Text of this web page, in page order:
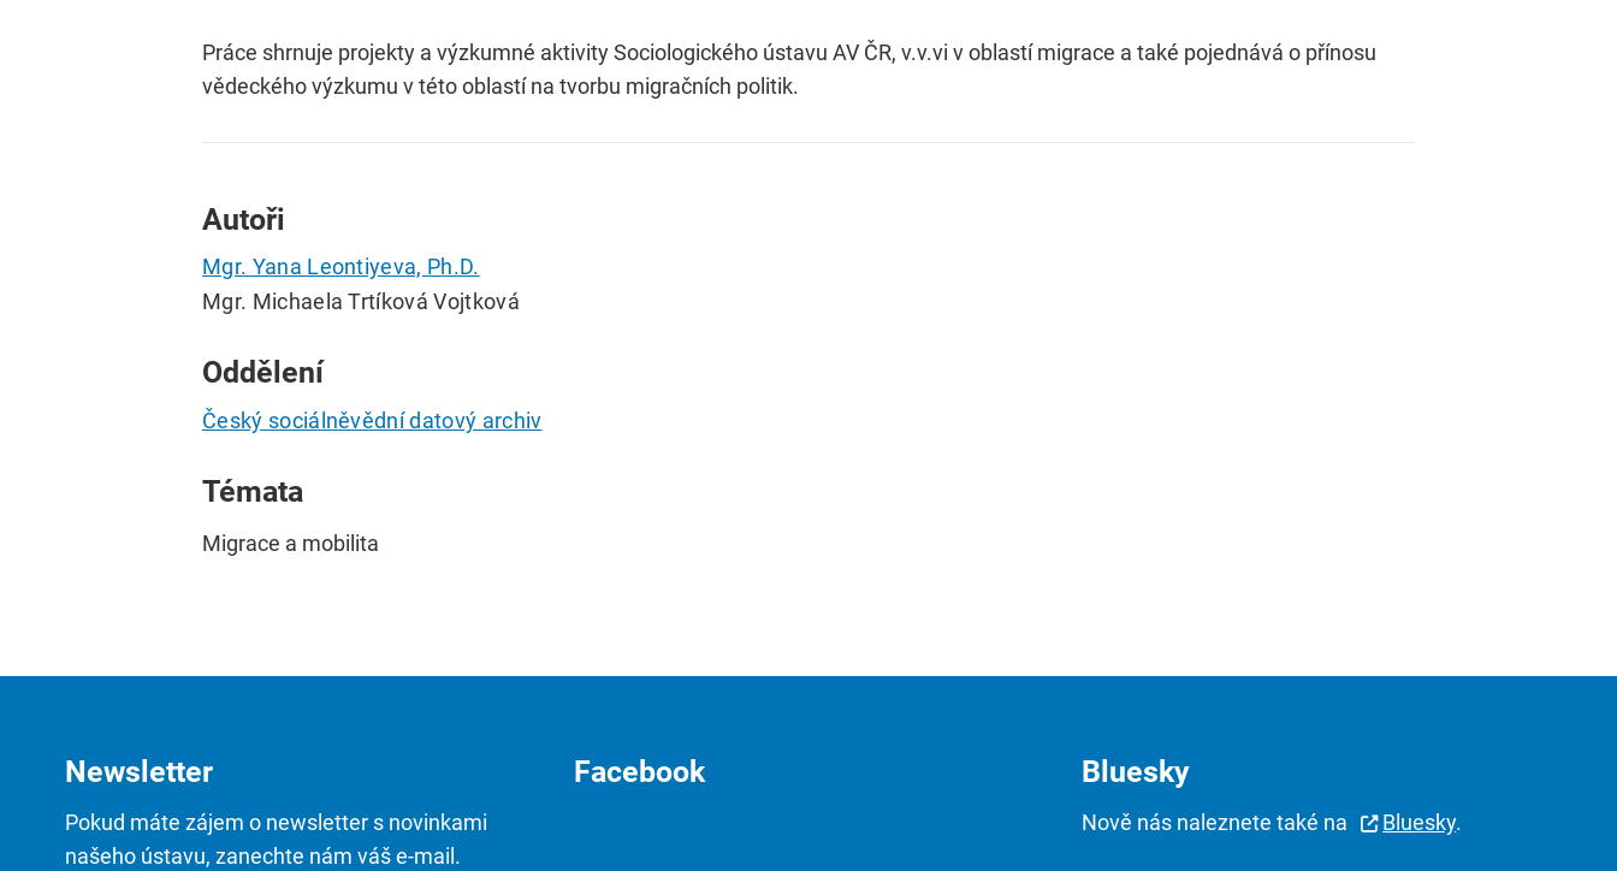
Práce shrnuje projekty a výzkumné aktivity Sociologického ústavu AV ČR, v.v.vi v oblastí migrace a také pojednává o přínosu
vědeckého výzkumu v této oblastí na tvorbu migračních politik.
Autoři
Mgr. Yana Leontiyeva, Ph.D.
Mgr. Michaela Trtíková Vojtková
Oddělení
Český sociálněvědní datový archiv
Témata
Migrace a mobilita
Newsletter
Pokud máte zájem o newsletter s novinkami
našeho ústavu, zanechte nám váš e-mail.
Facebook Bluesky
Nově nás naleznete také na Bluesky.